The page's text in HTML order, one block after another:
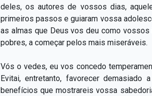
deles, os autores de vossos dias,
primeiros passos e guiaram vossa
as almas que Deus vos deu como
pobres, a começar pelos mais miseráveis.
Vós o vedes, eu vos concedo
Evitai, entretanto, favorecer
benefícios que mostrareis vossa